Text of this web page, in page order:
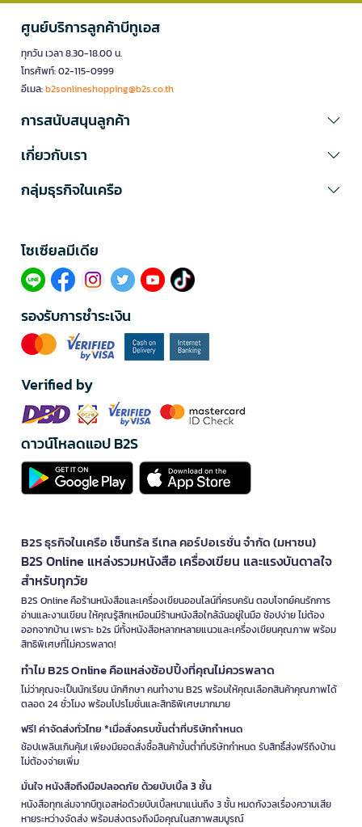
ศูนย์บริการลูกค้าบีทูเอส
ทุกวัน เวลา 8.30-18.00 น.
โทรศัพท์: 02-115-0999
อีเมล:b2sonlineshopping@b2s.co.th
การสนับสนุนลูกค้า
เกี่ยวกับเรา
กลุ่มธุรกิจในเครือ
โซเซียลมีเดีย​
รองรับการชำระเงิน
Verified by
ดาวน์โหลดแอป B2S
B2S ธุรกิจในเครือ เซ็นทรัล รีเทล คอร์ปอเรชั่น จำกัด (มหาชน)
B2S Online แหล่งรวมหนังสือ เครื่องเขียน และแรงบันดาลใจ
สำหรับทุกวัย
B2S Online คือร้านหนังสือและเครื่องเขียนออนไลน์ที่ครบครัน ตอบโจทย์คนรักการ
อ่านและงานเขียน ให้คุณรู้สึกเหมือนมีร้านหนังสือใกล้ฉันอยู่ในมือ ช้อปง่าย ไม่ต้อง
ออกจากบ้าน เพราะ b2s มีทั้งหนังสือหลากหลายแนวและเครื่องเขียนคุณภาพ พร้อม
สิทธิพิเศษที่ไม่ควรพลาด!
ทำไม B2S Online คือแหล่งช้อปปิ้งที่คุณไม่ควรพลาด
ไม่ว่าคุณจะเป็นนักเรียน นักศึกษา คนทำงาน B2S พร้อมให้คุณเลือกสินค้าคุณภาพได้
ตลอด 24 ชั่วโมง พร้อมโปรโมชั่นและสิทธิพิเศษมากมาย
ฟรี! ค่าจัดส่งทั่วไทย *เมื่อสั่งครบขั้นต่ำที่บริษัทกำหนด
ช้อปเพลินเกินคุ้ม! เพียงมียอดสั่งซื้อสินค้าขั้นต่ำที่บริษัทกำหนด รับสิทธิ์ส่งฟรีถึงบ้าน
ไม่ต้องจ่ายเพิ่ม
มั่นใจ หนังสือถึงมือปลอดภัย ด้วยบับเบิ้ล 3 ชั้น
หนังสือทุกเล่มจากบีทูเอสห่อด้วยบับเบิ้ลหนาแน่นถึง 3 ชั้น หมดกังวลเรื่องความเสีย
หายระหว่างจัดส่ง พร้อมส่งตรงถึงมือคุณในสภาพสมบูรณ์